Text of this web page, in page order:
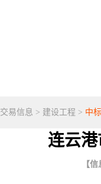
交易信息 > 建设工程 > 中
连云
【